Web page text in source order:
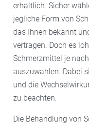
erhältlich. Sicher
jegliche Form von
das Ihnen bekannt
vertragen. Doch es
Schmerzmittel je
auszuwählen. Dabei
und die
zu beachten.
Die Behandlung von